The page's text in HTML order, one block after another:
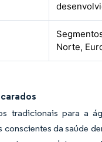
Norte,
tradicionais para a
da saúde